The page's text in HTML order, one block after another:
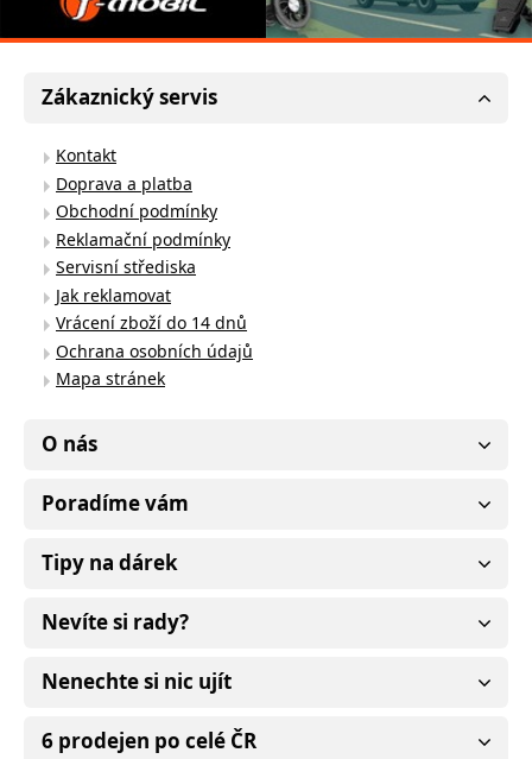
Zákaznický servis
Kontakt
Doprava a platba
Obchodní podmínky
Reklamační podmínky
Servisní střediska
Jak reklamovat
Vrácení zboží do 14 dnů
Ochrana osobních údajů
Mapa stránek
O nás
Poradíme vám
Tipy na dárek
Nevíte si rady?
Nenechte si nic ujít
6 prodejen po celé ČR